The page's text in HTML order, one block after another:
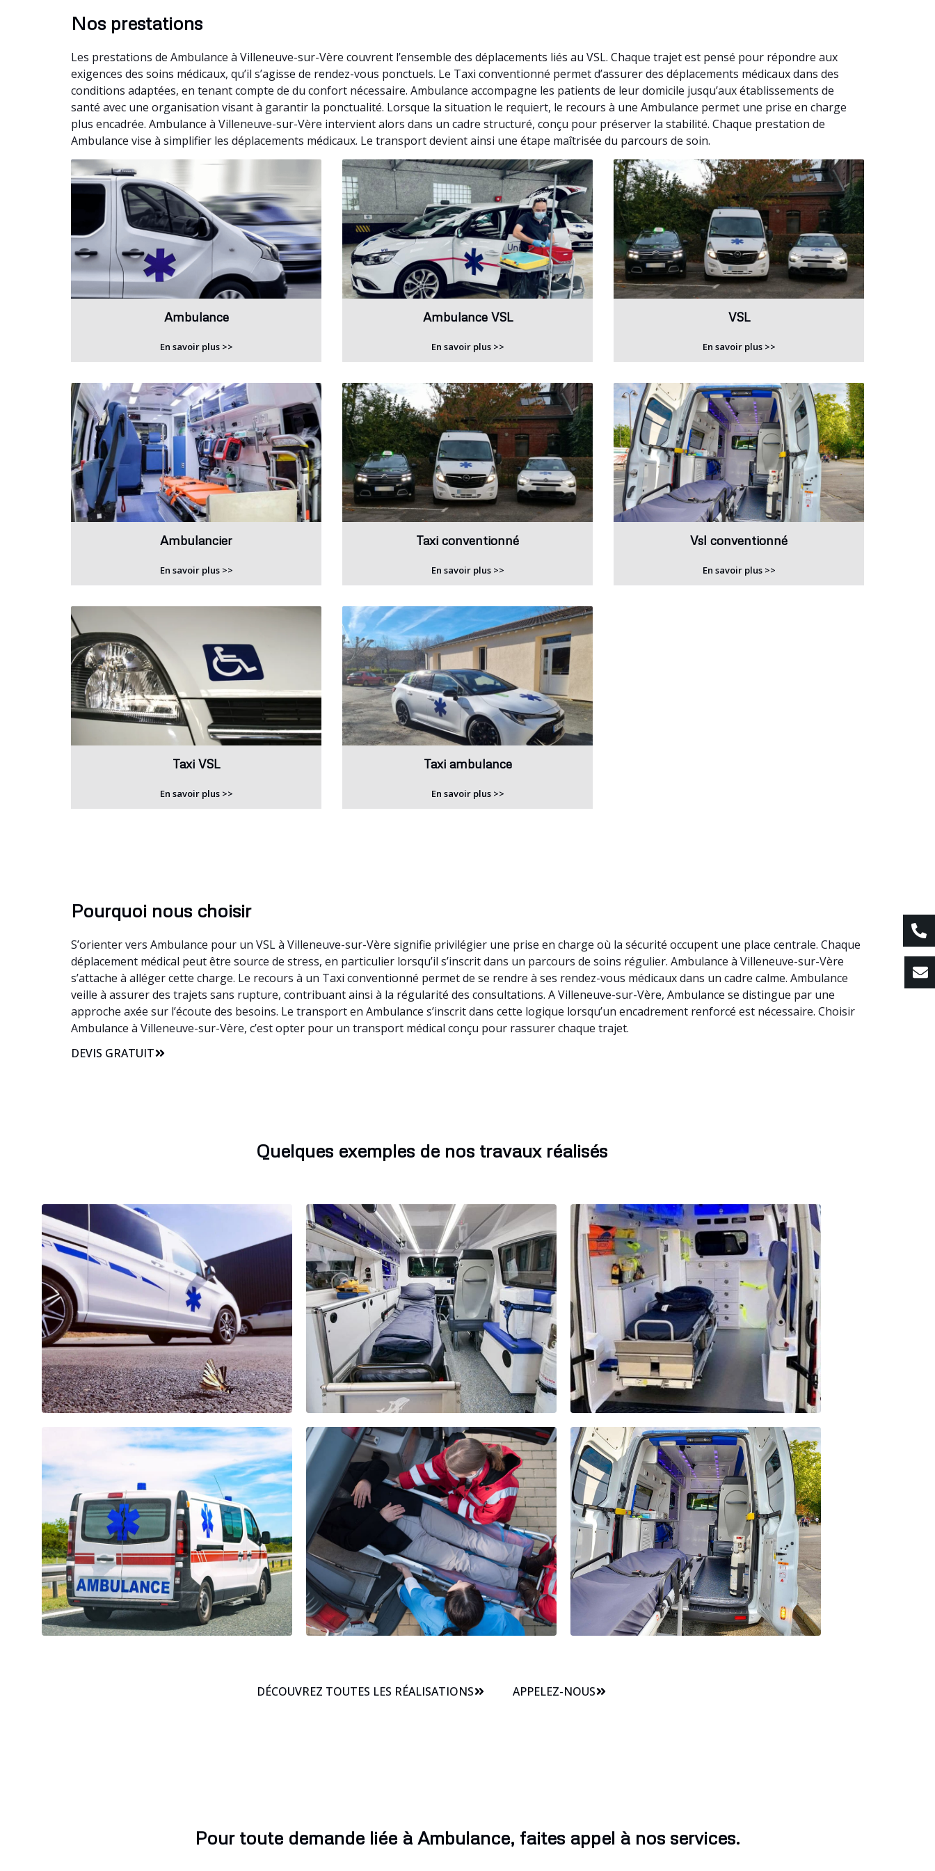
Nos prestations
Les prestations de Ambulance à Villeneuve-sur-Vère couvrent l’ensemble des déplacements liés au VSL. Chaque trajet est pensé pour répondre aux
exigences des soins médicaux, qu’il s’agisse de rendez-vous ponctuels. Le Taxi conventionné permet d’assurer des déplacements médicaux dans des
conditions adaptées, en tenant compte de du confort nécessaire. Ambulance accompagne les patients de leur domicile jusqu’aux établissements de
santé avec une organisation visant à garantir la ponctualité. Lorsque la situation le requiert, le recours à une Ambulance permet une prise en charge
plus encadrée. Ambulance à Villeneuve-sur-Vère intervient alors dans un cadre structuré, conçu pour préserver la stabilité. Chaque prestation de
Ambulance vise à simplifier les déplacements médicaux. Le transport devient ainsi une étape maîtrisée du parcours de soin.
Ambulance
En savoir plus >>
Ambulance VSL
En savoir plus >>
VSL
En savoir plus >>
Ambulancier
En savoir plus >>
Taxi conventionné
En savoir plus >>
Vsl conventionné
En savoir plus >>
Taxi VSL
En savoir plus >>
Taxi ambulance
En savoir plus >>
Pourquoi nous choisir
S’orienter vers Ambulance pour un VSL à Villeneuve-sur-Vère signifie privilégier une prise en charge où la sécurité occupent une place centrale. Chaque
déplacement médical peut être source de stress, en particulier lorsqu’il s’inscrit dans un parcours de soins régulier. Ambulance à Villeneuve-sur-Vère
s’attache à alléger cette charge. Le recours à un Taxi conventionné permet de se rendre à ses rendez-vous médicaux dans un cadre calme. Ambulance
veille à assurer des trajets sans rupture, contribuant ainsi à la régularité des consultations. A Villeneuve-sur-Vère, Ambulance se distingue par une
approche axée sur l’écoute des besoins. Le transport en Ambulance s’inscrit dans cette logique lorsqu’un encadrement renforcé est nécessaire. Choisir
Ambulance à Villeneuve-sur-Vère, c’est opter pour un transport médical conçu pour rassurer chaque trajet.
DEVIS GRATUIT
Quelques exemples de nos travaux réalisés
DÉCOUVREZ TOUTES LES RÉALISATIONS APPELEZ-NOUS
Pour toute demande liée à Ambulance, faites appel à nos services.